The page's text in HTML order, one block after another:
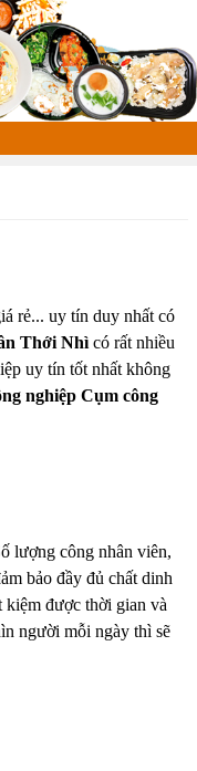
rẻ... uy tín duy nhất có
Thới Nhìcó rất nhiều
uy tín tốt nhất không
nghiệp Cụm công
lượng công nhân viên,
bảo đầy đủ chất dinh
kiệm được thời gian và
người mỗi ngày thì sẽ